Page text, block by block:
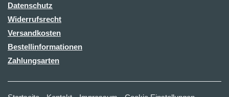
Datenschutz
Widerrufsrecht
Versandkosten
Bestellinformationen
Zahlungsarten